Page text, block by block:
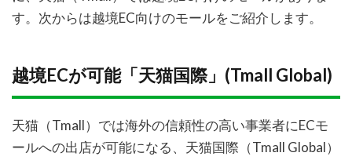
す。次からは越境EC向けのモールをご紹介します。
越境ECが可能「天猫国際」(Tmall Global)
天猫（Tmall）では海外の信頼性の高い事業者にECモ
ールへの出店が可能になる、天猫国際（Tmall Global）